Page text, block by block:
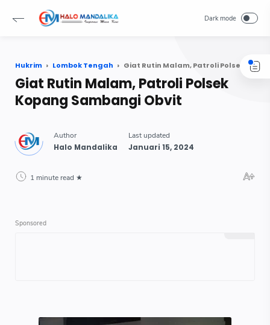
Hukrim Lombok Tengah Giat Rutin Malam, Patroli Polsek Kopang Sambangi Obvit
Giat Rutin Malam, Patroli Polsek
Kopang Sambangi Obvit
1 minute read